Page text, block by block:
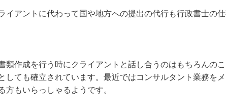
イアントに代わって国や地方への提出の代行も行政書士の
類作成を行う時にクライアントと話し合うのはもちろんのこ
しても確立されています。最近ではコンサルタント業務を
方もいらっしゃるようです。